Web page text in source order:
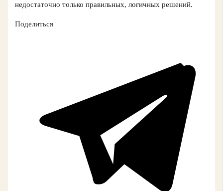
недостаточно только правильных, логичных решений.
Поделиться